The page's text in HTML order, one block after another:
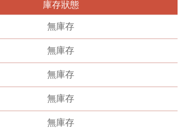
庫存狀態
無庫存
無庫存
無庫存
無庫存
無庫存